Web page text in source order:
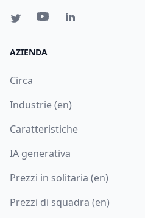
AZIENDA
Circa
Industrie (en)
Caratteristiche
IA generativa
Prezzi in solitaria (en)
Prezzi di squadra (en)